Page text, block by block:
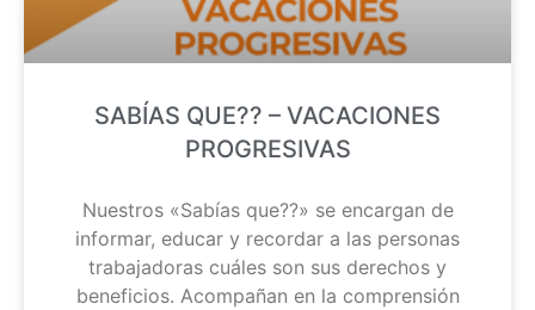
SABÍAS QUE?? – VACACIONES
PROGRESIVAS
Nuestros «Sabías que??» se encargan de
informar, educar y recordar a las personas
trabajadoras cuáles son sus derechos y
beneficios. Acompañan en la comprensión